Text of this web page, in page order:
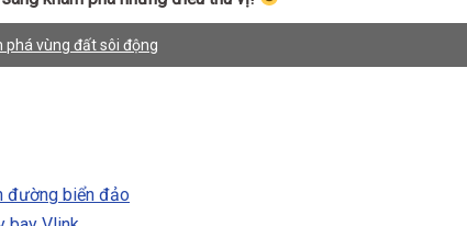
phá vùng đất sôi động
đường biển đảo